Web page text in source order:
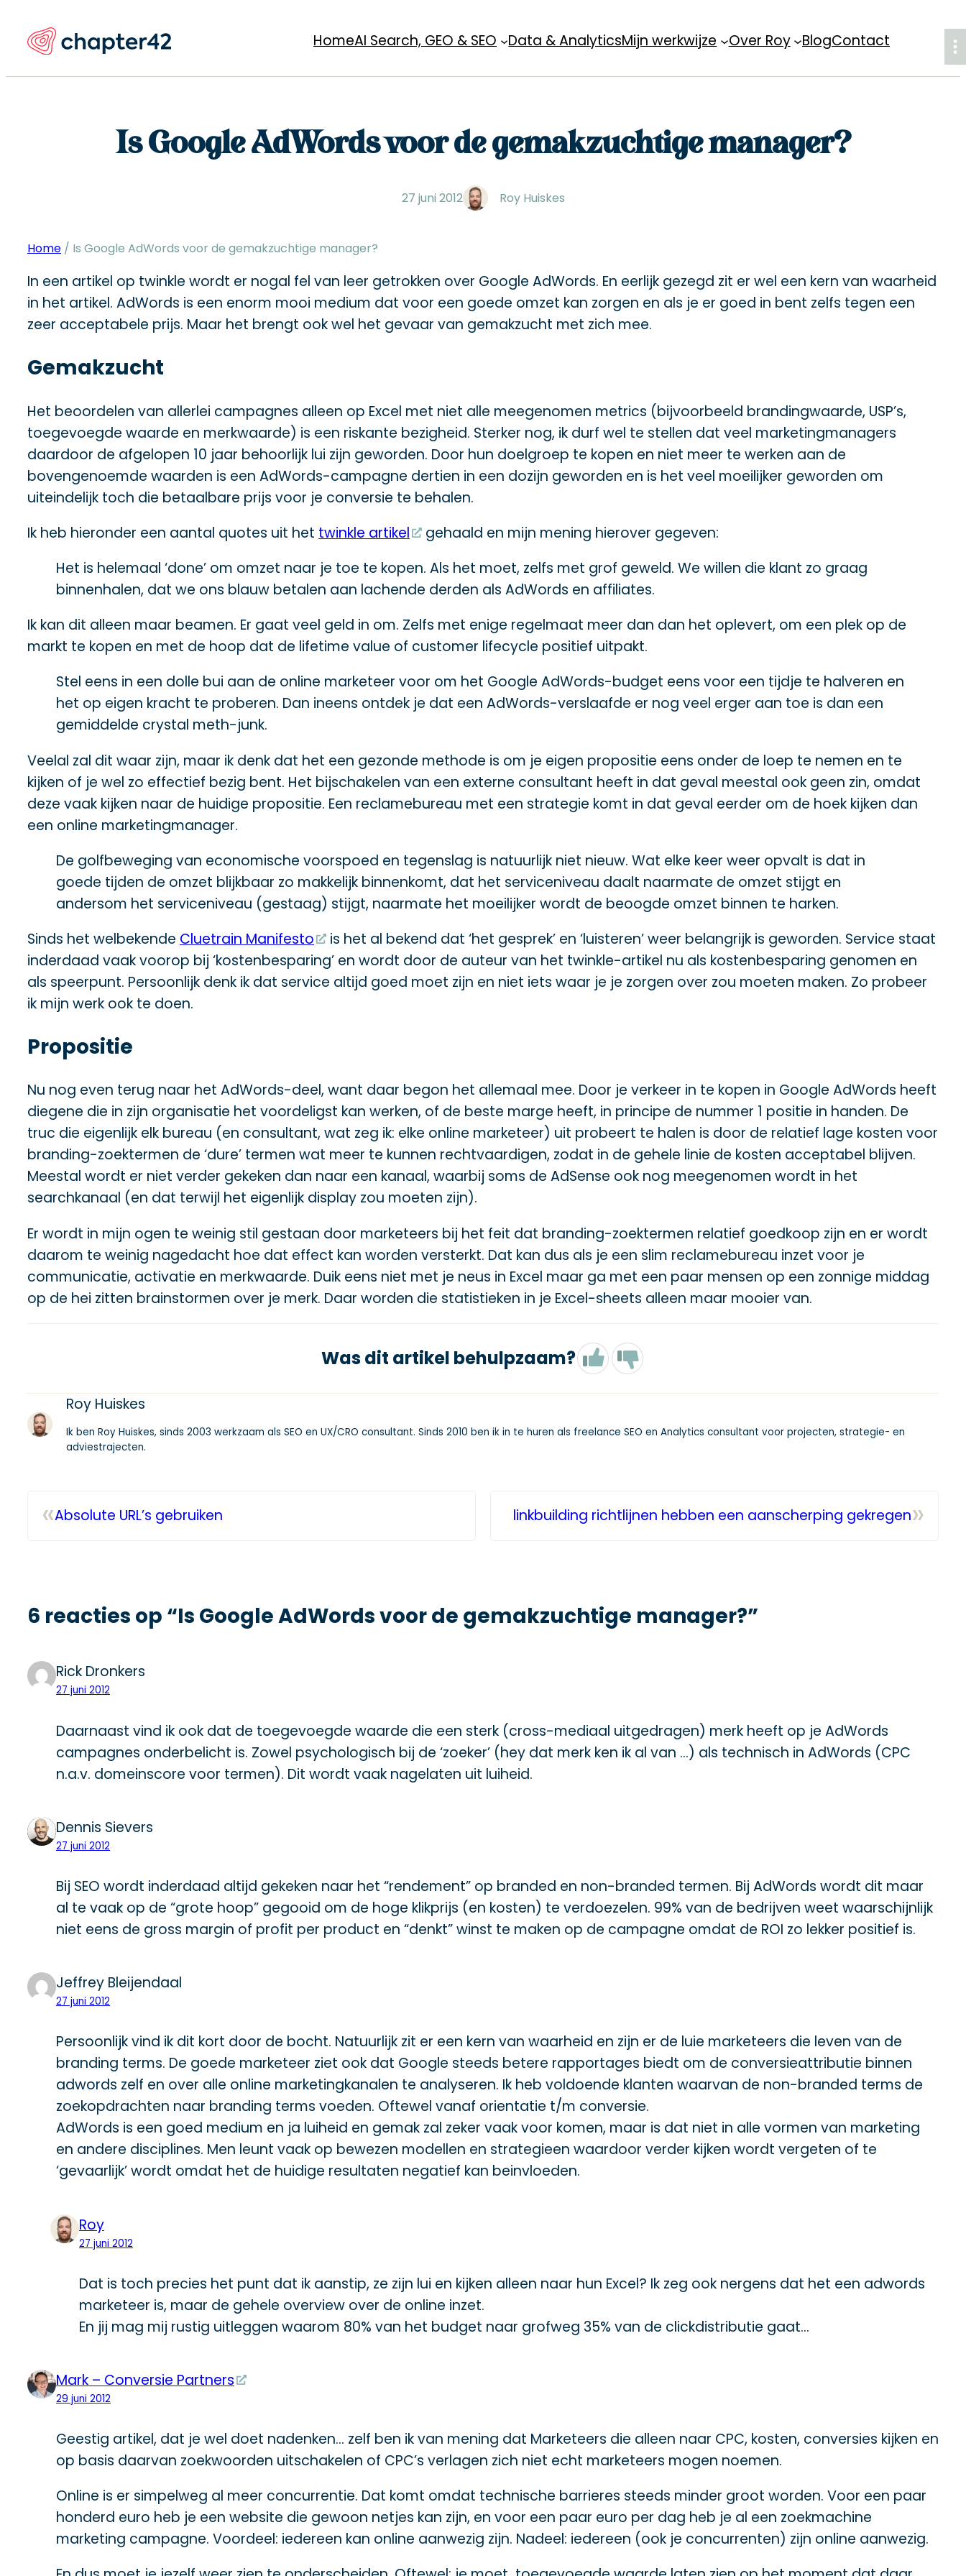
naar
inhoud
HomeAI Search, GEO & SEO Data & AnalyticsMijn werkwijze Over Roy BlogContact
Is Google AdWords voor de gemakzuchtige manager?
27 juni 2012 Roy Huiskes
Home / Is Google AdWords voor de gemakzuchtige manager?
In een artikel op twinkle wordt er nogal fel van leer getrokken over Google AdWords. En eerlijk gezegd zit er wel een kern van waarheid
in het artikel. AdWords is een enorm mooi medium dat voor een goede omzet kan zorgen en als je er goed in bent zelfs tegen een
zeer acceptabele prijs. Maar het brengt ook wel het gevaar van gemakzucht met zich mee.
Gemakzucht
Het beoordelen van allerlei campagnes alleen op Excel met niet alle meegenomen metrics (bijvoorbeeld brandingwaarde, USP’s,
toegevoegde waarde en merkwaarde) is een riskante bezigheid. Sterker nog, ik durf wel te stellen dat veel marketingmanagers
daardoor de afgelopen 10 jaar behoorlijk lui zijn geworden. Door hun doelgroep te kopen en niet meer te werken aan de
bovengenoemde waarden is een AdWords-campagne dertien in een dozijn geworden en is het veel moeilijker geworden om
uiteindelijk toch die betaalbare prijs voor je conversie te behalen.
Ik heb hieronder een aantal quotes uit het twinkle artikel
gehaald en mijn mening hierover gegeven:
Het is helemaal ‘done’ om omzet naar je toe te kopen. Als het moet, zelfs met grof geweld. We willen die klant zo graag
binnenhalen, dat we ons blauw betalen aan lachende derden als AdWords en affiliates.
Ik kan dit alleen maar beamen. Er gaat veel geld in om. Zelfs met enige regelmaat meer dan dan het oplevert, om een plek op de
markt te kopen en met de hoop dat de lifetime value of customer lifecycle positief uitpakt.
Stel eens in een dolle bui aan de online marketeer voor om het Google AdWords-budget eens voor een tijdje te halveren en
het op eigen kracht te proberen. Dan ineens ontdek je dat een AdWords-verslaafde er nog veel erger aan toe is dan een
gemiddelde crystal meth-junk.
Veelal zal dit waar zijn, maar ik denk dat het een gezonde methode is om je eigen propositie eens onder de loep te nemen en te
kijken of je wel zo effectief bezig bent. Het bijschakelen van een externe consultant heeft in dat geval meestal ook geen zin, omdat
deze vaak kijken naar de huidige propositie. Een reclamebureau met een strategie komt in dat geval eerder om de hoek kijken dan
een online marketingmanager.
De golfbeweging van economische voorspoed en tegenslag is natuurlijk niet nieuw. Wat elke keer weer opvalt is dat in
goede tijden de omzet blijkbaar zo makkelijk binnenkomt, dat het serviceniveau daalt naarmate de omzet stijgt en
andersom het serviceniveau (gestaag) stijgt, naarmate het moeilijker wordt de beoogde omzet binnen te harken.
Sinds het welbekende Cluetrain Manifesto
is het al bekend dat ‘het gesprek’ en ‘luisteren’ weer belangrijk is geworden. Service staat
inderdaad vaak voorop bij ‘kostenbesparing’ en wordt door de auteur van het twinkle-artikel nu als kostenbesparing genomen en
als speerpunt. Persoonlijk denk ik dat service altijd goed moet zijn en niet iets waar je je zorgen over zou moeten maken. Zo probeer
ik mijn werk ook te doen.
Propositie
Nu nog even terug naar het AdWords-deel, want daar begon het allemaal mee. Door je verkeer in te kopen in Google AdWords heeft
diegene die in zijn organisatie het voordeligst kan werken, of de beste marge heeft, in principe de nummer 1 positie in handen. De
truc die eigenlijk elk bureau (en consultant, wat zeg ik: elke online marketeer) uit probeert te halen is door de relatief lage kosten voor
branding-zoektermen de ‘dure’ termen wat meer te kunnen rechtvaardigen, zodat in de gehele linie de kosten acceptabel blijven.
Meestal wordt er niet verder gekeken dan naar een kanaal, waarbij soms de AdSense ook nog meegenomen wordt in het
searchkanaal (en dat terwijl het eigenlijk display zou moeten zijn).
Er wordt in mijn ogen te weinig stil gestaan door marketeers bij het feit dat branding-zoektermen relatief goedkoop zijn en er wordt
daarom te weinig nagedacht hoe dat effect kan worden versterkt. Dat kan dus als je een slim reclamebureau inzet voor je
communicatie, activatie en merkwaarde. Duik eens niet met je neus in Excel maar ga met een paar mensen op een zonnige middag
op de hei zitten brainstormen over je merk. Daar worden die statistieken in je Excel-sheets alleen maar mooier van.
Was dit artikel behulpzaam?
Roy Huiskes
Ik ben Roy Huiskes, sinds 2003 werkzaam als SEO en UX/CRO consultant. Sinds 2010 ben ik in te huren als freelance SEO en Analytics consultant voor projecten, strategie- en
adviestrajecten.
«Absolute URL’s gebruiken »
linkbuilding richtlijnen hebben een aanscherping gekregen
6 reacties op “Is Google AdWords voor de gemakzuchtige manager?”
Rick Dronkers
27 juni 2012
Daarnaast vind ik ook dat de toegevoegde waarde die een sterk (cross-mediaal uitgedragen) merk heeft op je AdWords
campagnes onderbelicht is. Zowel psychologisch bij de ‘zoeker’ (hey dat merk ken ik al van …) als technisch in AdWords (CPC
n.a.v. domeinscore voor termen). Dit wordt vaak nagelaten uit luiheid.
Dennis Sievers
27 juni 2012
Bij SEO wordt inderdaad altijd gekeken naar het “rendement” op branded en non-branded termen. Bij AdWords wordt dit maar
al te vaak op de “grote hoop” gegooid om de hoge klikprijs (en kosten) te verdoezelen. 99% van de bedrijven weet waarschijnlijk
niet eens de gross margin of profit per product en “denkt” winst te maken op de campagne omdat de ROI zo lekker positief is.
Jeffrey Bleijendaal
27 juni 2012
Persoonlijk vind ik dit kort door de bocht. Natuurlijk zit er een kern van waarheid en zijn er de luie marketeers die leven van de
branding terms. De goede marketeer ziet ook dat Google steeds betere rapportages biedt om de conversieattributie binnen
adwords zelf en over alle online marketingkanalen te analyseren. Ik heb voldoende klanten waarvan de non-branded terms de
zoekopdrachten naar branding terms voeden. Oftewel vanaf orientatie t/m conversie.
AdWords is een goed medium en ja luiheid en gemak zal zeker vaak voor komen, maar is dat niet in alle vormen van marketing
en andere disciplines. Men leunt vaak op bewezen modellen en strategieen waardoor verder kijken wordt vergeten of te
‘gevaarlijk’ wordt omdat het de huidige resultaten negatief kan beinvloeden.
Roy
27 juni 2012
Dat is toch precies het punt dat ik aanstip, ze zijn lui en kijken alleen naar hun Excel? Ik zeg ook nergens dat het een adwords
marketeer is, maar de gehele overview over de online inzet.
En jij mag mij rustig uitleggen waarom 80% van het budget naar grofweg 35% van de clickdistributie gaat…
Mark – Conversie Partners
29 juni 2012
Geestig artikel, dat je wel doet nadenken… zelf ben ik van mening dat Marketeers die alleen naar CPC, kosten, conversies kijken en
op basis daarvan zoekwoorden uitschakelen of CPC’s verlagen zich niet echt marketeers mogen noemen.
Online is er simpelweg al meer concurrentie. Dat komt omdat technische barrieres steeds minder groot worden. Voor een paar
honderd euro heb je een website die gewoon netjes kan zijn, en voor een paar euro per dag heb je al een zoekmachine
marketing campagne. Voordeel: iedereen kan online aanwezig zijn. Nadeel: iedereen (ook je concurrenten) zijn online aanwezig.